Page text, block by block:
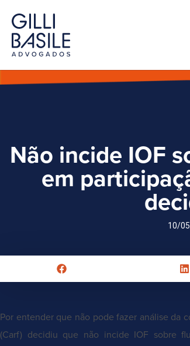
Não incide IOF
em
10/
Por entender que não pode fazer análise da
(Carf) decidiu que não incide IOF sobre